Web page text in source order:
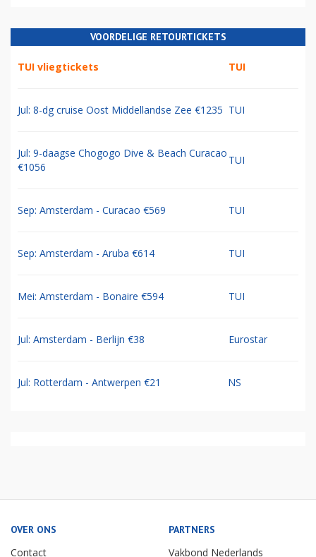
VOORDELIGE RETOURTICKETS
TUI vliegtickets TUI
Jul: 8-dg cruise Oost Middellandse Zee €1235 TUI
Jul: 9-daagse Chogogo Dive & Beach Curacao
€1056
TUI
Sep: Amsterdam - Curacao €569 TUI
Sep: Amsterdam - Aruba €614 TUI
Mei: Amsterdam - Bonaire €594 TUI
Jul: Amsterdam - Berlijn €38 Eurostar
Jul: Rotterdam - Antwerpen €21 NS
OVER ONS
Contact
PARTNERS
Vakbond Nederlands